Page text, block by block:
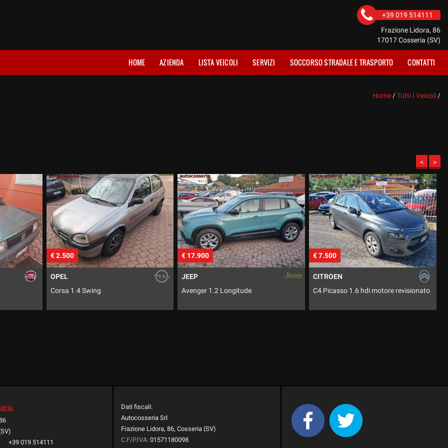
+39 019 514111
Frazione Lidora, 86
17017 Cosseria (SV)
HOME AZIENDA LISTA VEICOLI SERVIZI SOCCORSO STRADALE E TRASPORTO CONTATTI
Home /Tutti I Veicoli /
< >
€ 17.900
Avenger 1.2 Longitude
€ 7.500
CITROEN
C4 Picasso 1.6 hdi motore revisionato
€ 16.500
Trafic 1.6 Dci 8
+39 019 514111
Dati fiscali:
Autocosseria Srl
Frazione Lidora, 86, Cosseria (SV)
C.F/P.IVA: 01571180098